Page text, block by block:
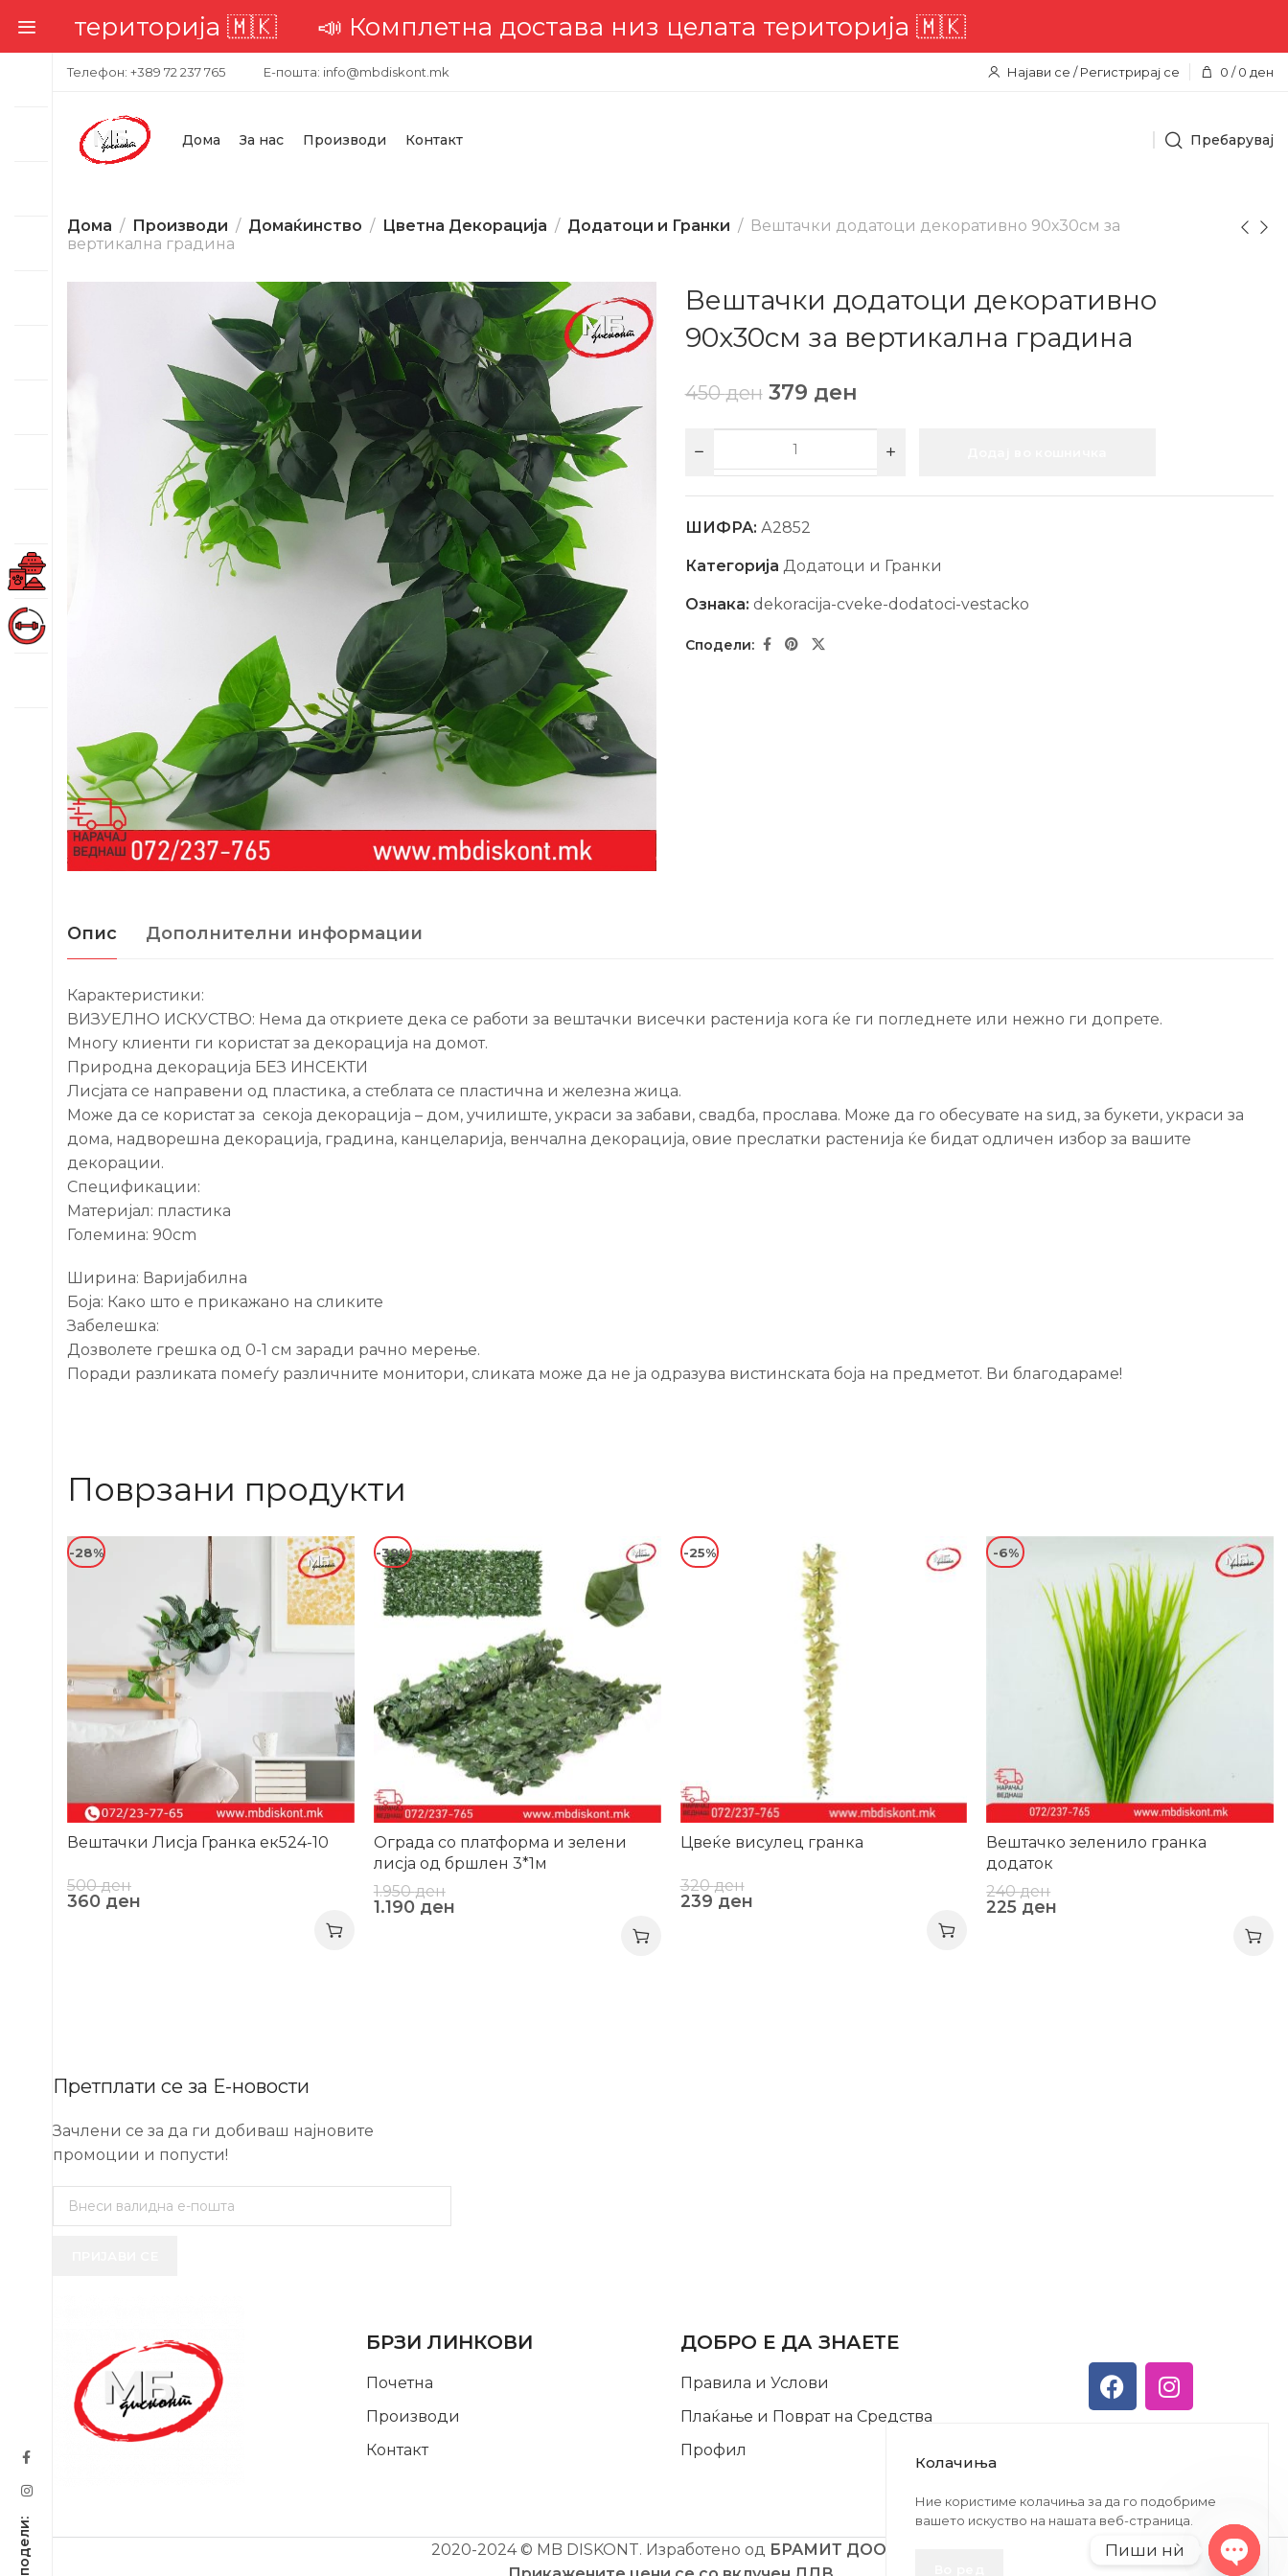
🇲🇰📣 Комплетна достава низ целата територија 🇲🇰
Телефон: +389 72 237 765 Е-пошта: info@mbdiskont.mk Најави се / Регистрирај се 0 / 0 ден
Дома За нас Производи Контакт Пребарувај
Дома Производи Домаќинство Цветна Декорација Додатоци и Гранки
Вештачки додатоци декоративно 90х30см за
вертикална градина
Вештачки додатоци декоративно
90х30см за вертикална градина
450ден 379 ден
ШИФРА: А2852
Категорија Додатоци и Гранки
Ознака: dekoracija-cveke-dodatoci-vestacko
Опис Дополнителни информации
Карактеристики:
ВИЗУЕЛНО ИСКУСТВО: Нема да откриете дека се работи за вештачки висечки растенија кога ќе ги погледнете или нежно ги допрете.
Многу клиенти ги користат за декорација на домот.
Природна декорација БЕЗ ИНСЕКТИ
Лисјата се направени од пластика, а стеблата се пластична и железна жица.
Може да се користат за секоја декорација – дом, училиште, украси за забави, свадба, прослава. Може да го обесувате на ѕид, за букети, украси за
дома, надворешна декорација, градина, канцеларија, венчална декорација, овие преслатки растенија ќе бидат одличен избор за вашите
декорации.
Спецификации:
Материјал: пластика
Големина: 90cm
Ширина: Варијабилна
Боја: Како што е прикажано на сликите
Забелешка:
Дозволете грешка од 0-1 см заради рачно мерење.
Поради разликата помеѓу различните монитори, сликата може да не ја одразува вистинската боја на предметот. Ви благодараме!
Поврзани продукти
-28%
Вештачки Лисја Гранка ек524-10
500ден
360 ден
-39%
Ограда со платформа и зелени
лисја од бршлен 3*1м
1.950ден
1.190 ден
-25%
Цвеќе висулец гранка
320ден
239 ден
-6%
Вештачко зеленило гранка
додаток
240ден
225 ден
Претплати се за Е-новости
Зачлени се за да ги добиваш најновите
промоции и попусти!
БРЗИ ЛИНКОВИ
Почетна
Производи
Контакт
ДОБРО Е ДА ЗНАЕТЕ
Правила и Услови
Плаќање и Поврат на Средства
Профил
2020-2024 © MB DISKONT. Изработено од БРАМИТ ДООЕЛ
Колачиња
Ние користиме колачиња за да го подобриме
вашето искуство на нашата веб-страница.
Пиши нѝ